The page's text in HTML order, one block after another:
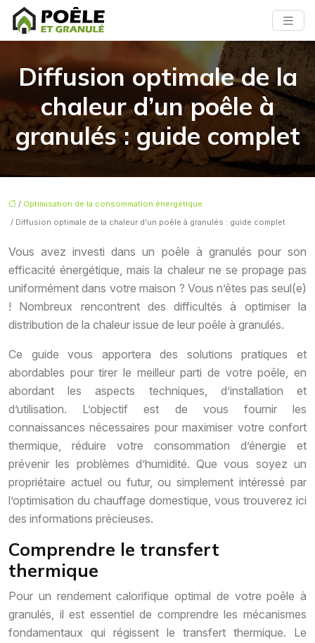
Diffusion optimale de la
chaleur d’un poêle à
granulés : guide complet
/ Optimisation de la consommation énergétique
/ Diffusion optimale de la chaleur d’un poêle à granulés : guide complet
Vous avez investi dans un poêle à granulés pour son
efficacité énergétique, mais la chaleur ne se propage pas
uniformément dans votre maison ? Vous n’êtes pas seul(e)
! Nombreux rencontrent des difficultés à optimiser la
distribution de la chaleur issue de leur poêle à granulés.
Ce guide vous apportera des solutions pratiques et
abordables pour tirer le meilleur parti de votre poêle, en
abordant les aspects techniques, d’installation et
d’utilisation. L’objectif est de vous fournir les
connaissances nécessaires pour maximiser votre confort
thermique, réduire votre consommation d’énergie et
prévenir les problèmes d’humidité. Que vous soyez un
propriétaire actuel ou futur, ou simplement intéressé par
l’optimisation du chauffage domestique, vous trouverez ici
des informations précieuses.
Comprendre le transfert
thermique
Pour un rendement calorifique optimal de votre poêle à
granulés, il est essentiel de comprendre les mécanismes
fondamentaux qui régissent le transfert thermique. Le